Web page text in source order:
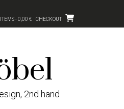
- 0,00 € CHECKOUT
2nd hand